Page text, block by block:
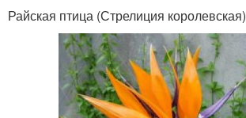
Райская птица (Стрелиция королевская)